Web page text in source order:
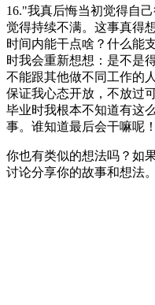
16."我真后悔当初觉得自
觉得持续不满。这事真得
时间内能干点啥？什么能
时我会重新想想：是不是
不能跟其他做不同工作的
保证我心态开放，不放过
毕业时我根本不知道有这
事。谁知道最后会干嘛呢
你也有类似的想法吗？如
讨论分享你的故事和想法。